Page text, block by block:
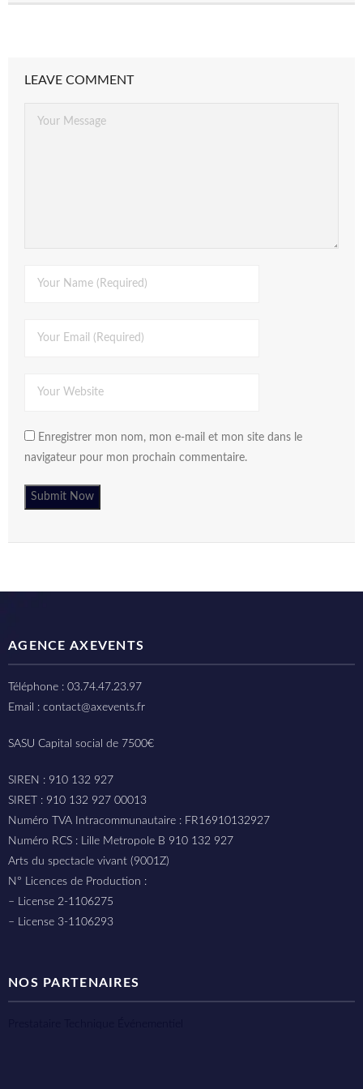
LEAVE COMMENT
Enregistrer mon nom, mon e-mail et mon site dans le
navigateur pour mon prochain commentaire.
AGENCE AXEVENTS
Téléphone : 03.74.47.23.97
Email : contact@axevents.fr
SASU Capital social de 7500€
SIREN : 910 132 927
SIRET : 910 132 927 00013
Numéro TVA Intracommunautaire : FR16910132927
Numéro RCS : Lille Metropole B 910 132 927
Arts du spectacle vivant (9001Z)
N° Licences de Production :
– License 2-1106275
– License 3-1106293
NOS PARTENAIRES